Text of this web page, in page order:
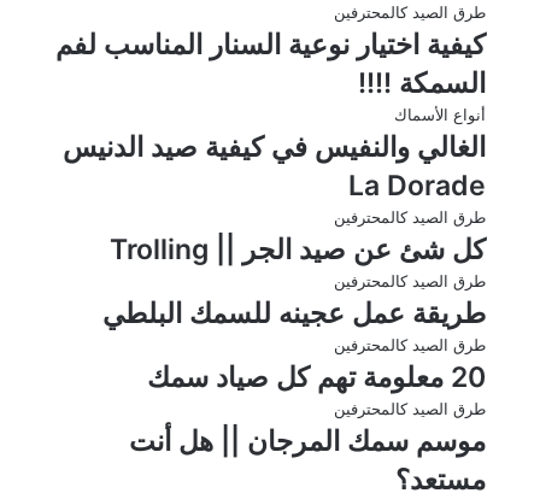
طرق الصيد كالمحترفين
كيفية اختيار نوعية السنار المناسب لفم
السمكة !!!!
أنواع الأسماك
الغالي والنفيس في كيفية صيد الدنيس
La Dorade
طرق الصيد كالمحترفين
كل شئ عن صيد الجر || Trolling
طرق الصيد كالمحترفين
طريقة عمل عجينه للسمك البلطي
طرق الصيد كالمحترفين
20 معلومة تهم كل صياد سمك
طرق الصيد كالمحترفين
موسم سمك المرجان || هل أنت
مستعد؟